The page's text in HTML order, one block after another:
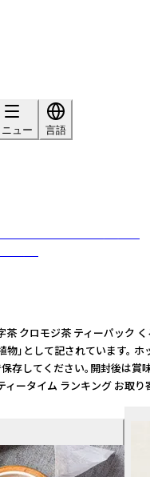
ニュー
言語
モジ茶 ティーパ
て記されていま
ださい。開封後は
ータイム ランキング お取